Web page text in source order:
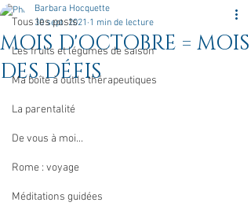
Tous les posts
Les fruits et légumes de saison
Ma boîte à outils thérapeutiques
La parentalité
De vous à moi...
Rome : voyage
Méditations guidées
MOIS D'OCTOBRE = MOIS
DES DÉFIS
Barbara Hocquette
30 sept. 2021 1 min de lecture